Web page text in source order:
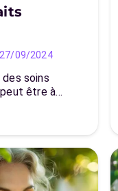
27/09/2024
des soins
être à…